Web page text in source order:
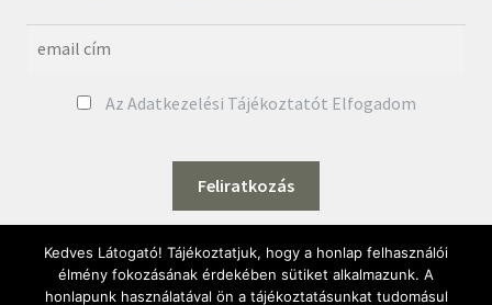
Az Adatkezelési Tájékoztatót Elfogadom
Kurland Wellness|Natúrkozmetikum webáruház
Kedves Látogató! Tájékoztatjuk, hogy a honlap felhasználói
élmény fokozásának érdekében sütiket alkalmazunk. A
honlapunk használatával ön a tájékoztatásunkat tudomásul